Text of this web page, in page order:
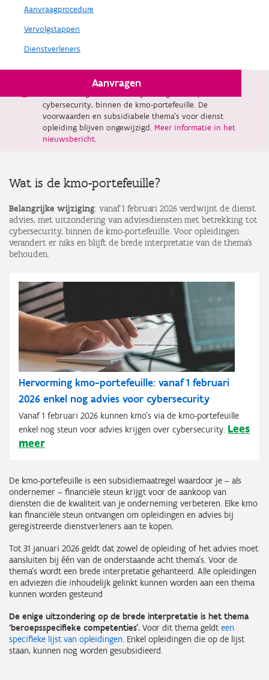
Aanvraagprocedure
Vervolgstappen
Dienstverleners
Aanvragen
Vanaf 1 februari 2026 verdwijnt dienst advies, met
cybersecurity, binnen de kmo-portefeuille. De
voorwaarden en subsidiabele thema’s voor dienst
opleiding blijven ongewijzigd. Meer informatie in het
nieuwsbericht.
Wat is de kmo-portefeuille?
Belangrijke wijziging: vanaf 1 februari 2026 verdwijnt de dienst
advies, met uitzondering van adviesdiensten met betrekking tot
cybersecurity, binnen de kmo-portefeuille. Voor opleidingen
verandert er niks en blijft de brede interpretatie van de thema’s
behouden.
Hervorming kmo-portefeuille: vanaf 1 februari
2026 enkel nog advies voor cybersecurity
Vanaf 1 februari 2026 kunnen kmo’s via de kmo-portefeuille
enkel nog steun voor advies krijgen over cybersecurity. Lees
meer
De kmo-portefeuille is een subsidiemaatregel waardoor je – als
ondernemer – financiële steun krijgt voor de aankoop van
diensten die de kwaliteit van je onderneming verbeteren. Elke kmo
kan financiële steun ontvangen om opleidingen en advies bij
geregistreerde dienstverleners aan te kopen.
Tot 31 januari 2026 geldt dat zowel de opleiding of het advies moet
aansluiten bij één van de onderstaande acht thema’s. Voor de
thema’s wordt een brede interpretatie gehanteerd. Alle opleidingen
en adviezen die inhoudelijk gelinkt kunnen worden aan een thema
kunnen worden gesteund
De enige uitzondering op de brede interpretatie is het thema
‘beroepsspecifieke competenties’. Voor dit thema geldteen
specifieke lijst van opleidingen. Enkel opleidingen die op de lijst
staan, kunnen nog worden gesubsidieerd.